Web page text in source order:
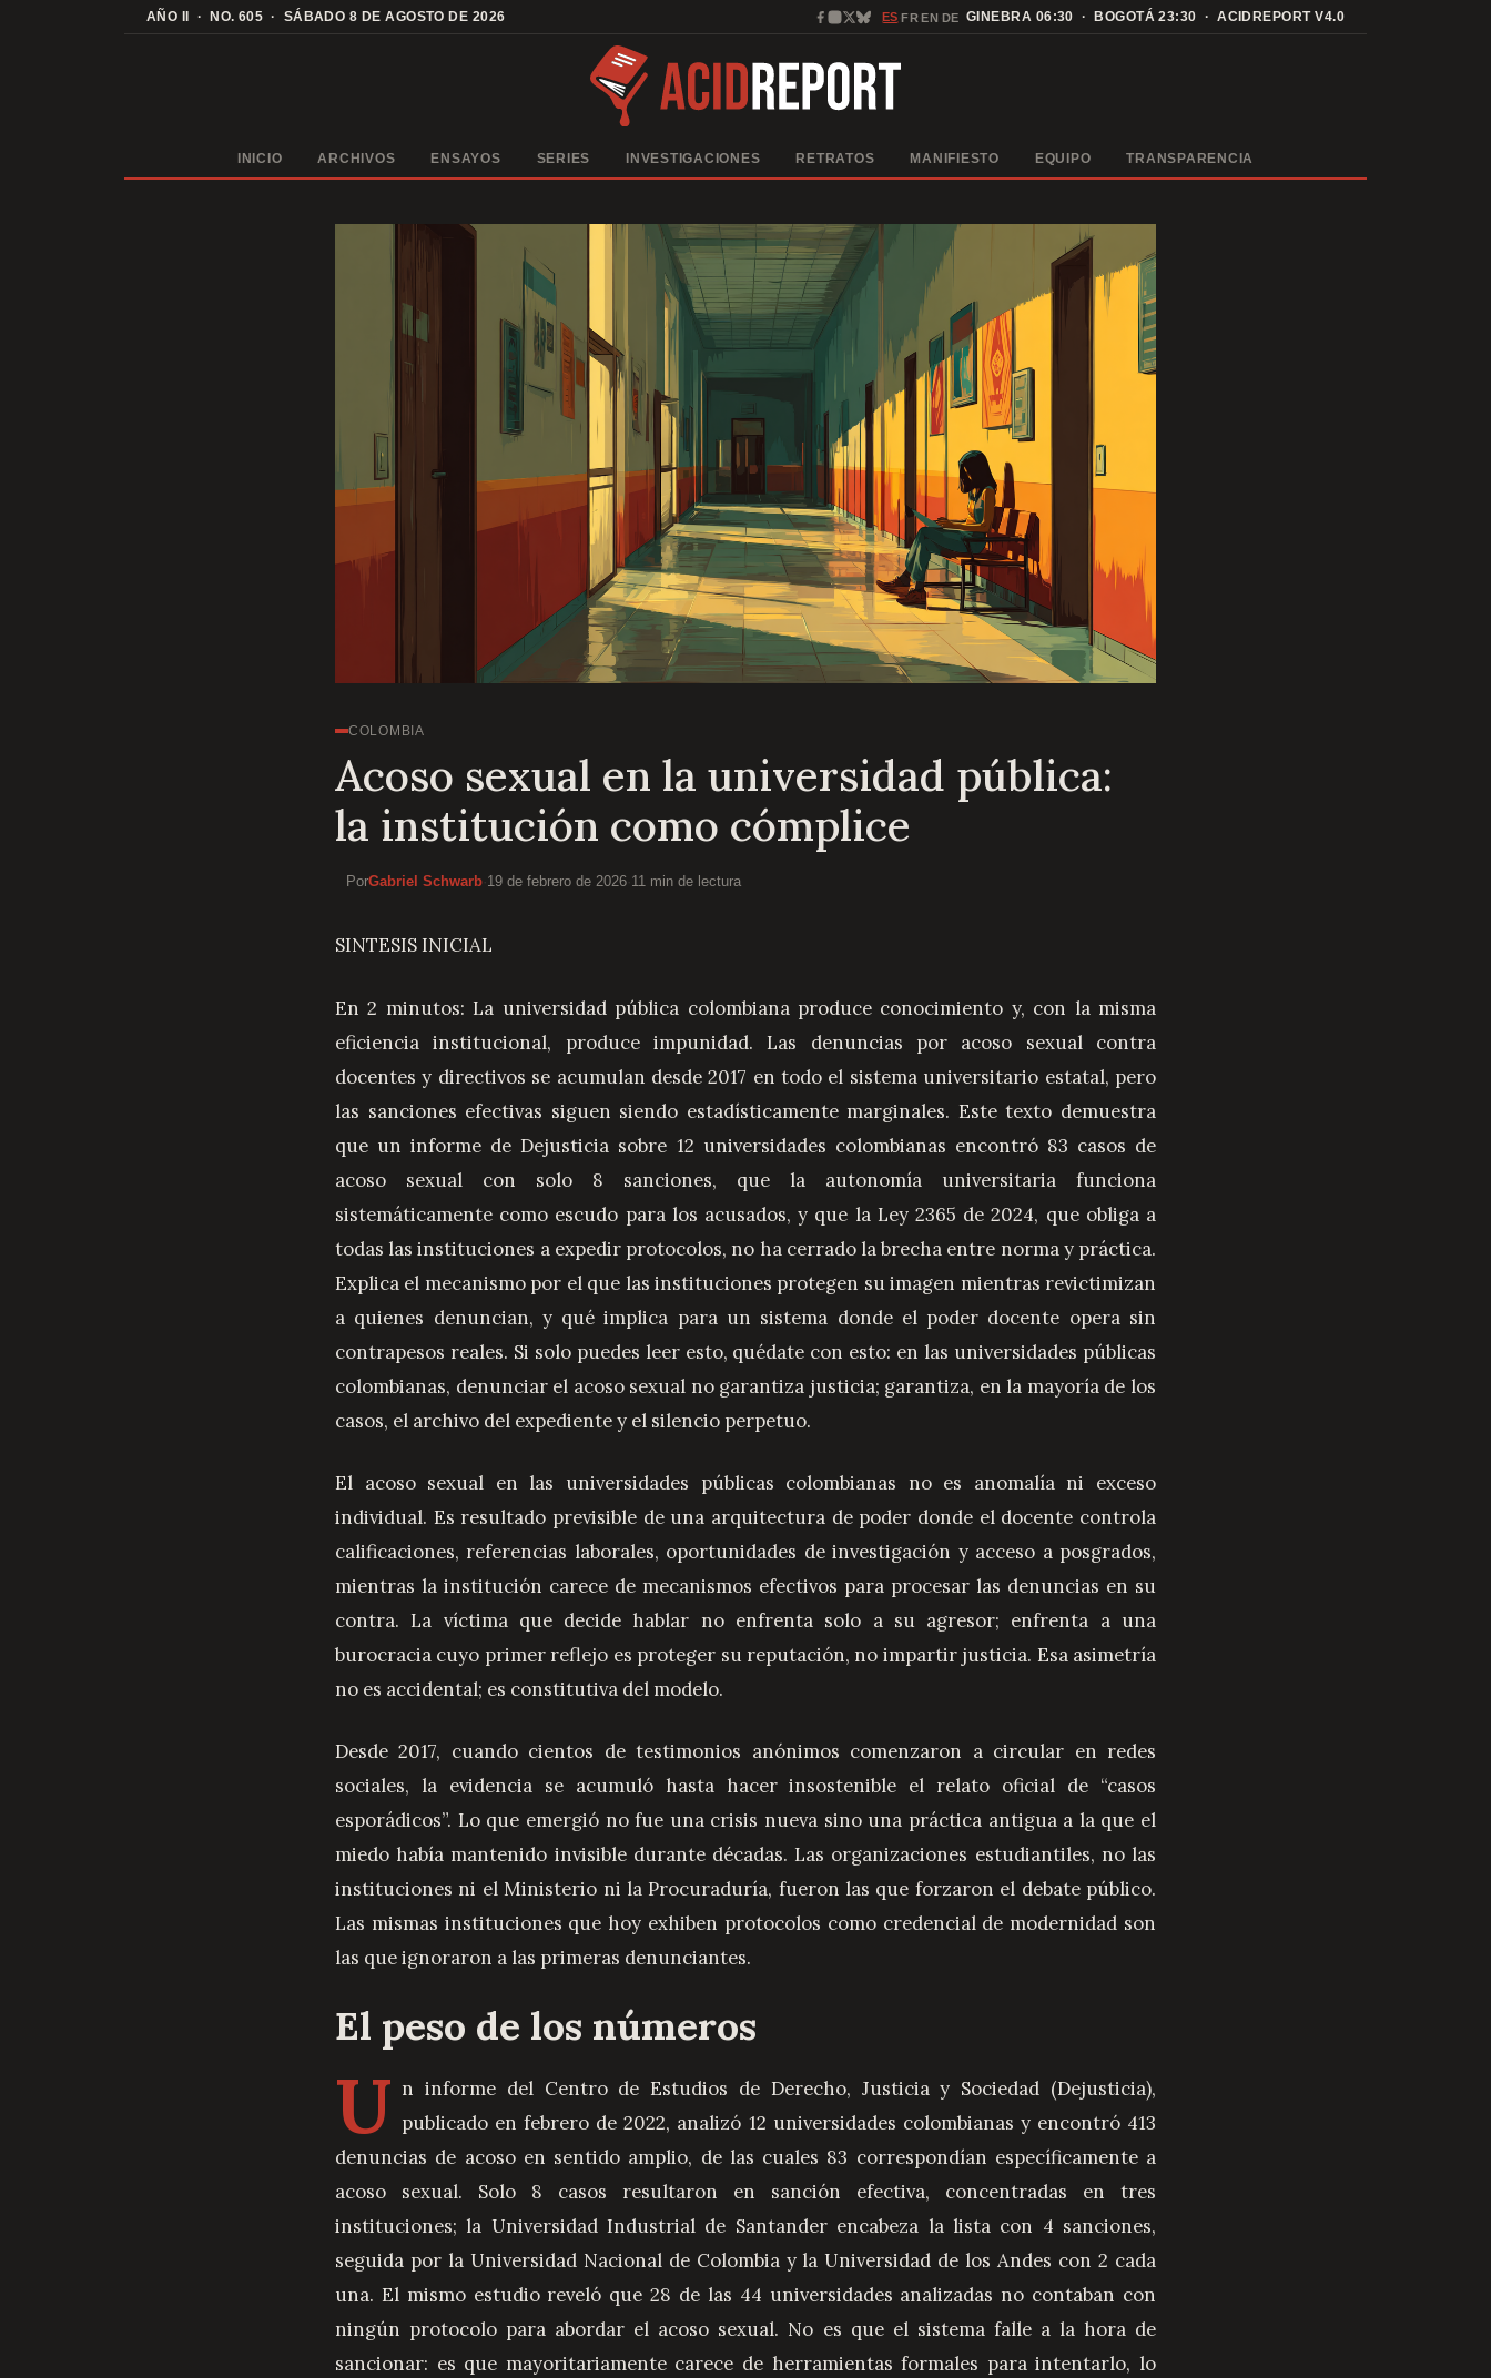
AÑO II · NO. 605 · SÁBADO 8 DE AGOSTO DE 2026 ES FR·EN DE GINEBRA 06:30 · BOGOTÁ23:30 · ACIDREPORT V4.0
INICIO ARCHIVOS ENSAYOS SERIES INVESTIGACIONES RETRATOS MANIFIESTO EQUIPO TRANSPARENCIA
COLOMBIA
Acoso sexual en la universidad pública:
la institución como cómplice
PorGabriel Schwarb 19 de febrero de 2026 11 min de lectura
SINTESIS INICIAL
En 2 minutos: La universidad pública colombiana produce conocimiento y, con la misma
eficiencia institucional, produce impunidad. Las denuncias por acoso sexual contra
docentes y directivos se acumulan desde 2017 en todo el sistema universitario estatal, pero
las sanciones efectivas siguen siendo estadísticamente marginales. Este texto demuestra
que un informe de Dejusticia sobre 12 universidades colombianas encontró 83 casos de
acoso sexual con solo 8 sanciones, que la autonomía universitaria funciona
sistemáticamente como escudo para los acusados, y que la Ley 2365 de 2024, que obliga a
todas las instituciones a expedir protocolos, no ha cerrado la brecha entre norma y práctica.
Explica el mecanismo por el que las instituciones protegen su imagen mientras revictimizan
a quienes denuncian, y qué implica para un sistema donde el poder docente opera sin
contrapesos reales. Si solo puedes leer esto, quédate con esto: en las universidades públicas
colombianas, denunciar el acoso sexual no garantiza justicia; garantiza, en la mayoría de los
casos, el archivo del expediente y el silencio perpetuo.
El acoso sexual en las universidades públicas colombianas no es anomalía ni exceso
individual. Es resultado previsible de una arquitectura de poder donde el docente controla
calificaciones, referencias laborales, oportunidades de investigación y acceso a posgrados,
mientras la institución carece de mecanismos efectivos para procesar las denuncias en su
contra. La víctima que decide hablar no enfrenta solo a su agresor; enfrenta a una
burocracia cuyo primer reflejo es proteger su reputación, no impartir justicia. Esa asimetría
no es accidental; es constitutiva del modelo.
Desde 2017, cuando cientos de testimonios anónimos comenzaron a circular en redes
sociales, la evidencia se acumuló hasta hacer insostenible el relato oficial de “casos
esporádicos”. Lo que emergió no fue una crisis nueva sino una práctica antigua a la que el
miedo había mantenido invisible durante décadas. Las organizaciones estudiantiles, no las
instituciones ni el Ministerio ni la Procuraduría, fueron las que forzaron el debate público.
Las mismas instituciones que hoy exhiben protocolos como credencial de modernidad son
las que ignoraron a las primeras denunciantes.
El peso de los números
U n informe del Centro de Estudios de Derecho, Justicia y Sociedad (Dejusticia),
publicado en febrero de 2022, analizó 12 universidades colombianas y encontró 413
denuncias de acoso en sentido amplio, de las cuales 83 correspondían específicamente a
acoso sexual. Solo 8 casos resultaron en sanción efectiva, concentradas en tres
instituciones; la Universidad Industrial de Santander encabeza la lista con 4 sanciones,
seguida por la Universidad Nacional de Colombia y la Universidad de los Andes con 2 cada
una. El mismo estudio reveló que 28 de las 44 universidades analizadas no contaban con
ningún protocolo para abordar el acoso sexual. No es que el sistema falle a la hora de
sancionar: es que mayoritariamente carece de herramientas formales para intentarlo, lo